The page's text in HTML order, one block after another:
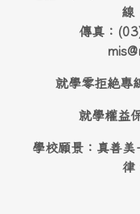
線
傳真：
就學零拒絶
就學權益
學校願景：真善
律